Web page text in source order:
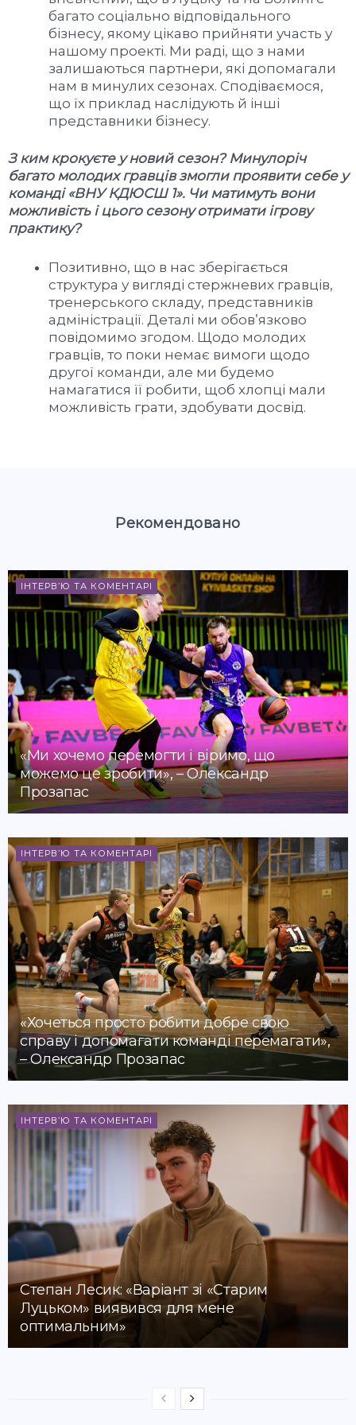
багато соціально відповідального
бізнесу, якому цікаво прийняти участь у
нашому проекті. Ми раді, що з нами
залишаються партнери, які допомагали
нам в минулих сезонах. Сподіваємося,
що їх приклад наслідують й інші
представники бізнесу.
З ким крокуєте у новий сезон? Минулоріч
багато молодих гравців змогли проявити себе у
команді «ВНУ КДЮСШ 1». Чи матимуть вони
можливість і цього сезону отримати ігрову
практику?
Позитивно, що в нас зберігається
структура у вигляді стержневих гравців,
тренерського складу, представників
адміністрації. Деталі ми обов’язково
повідомимо згодом. Щодо молодих
гравців, то поки немає вимоги щодо
другої команди, але ми будемо
намагатися її робити, щоб хлопці мали
можливість грати, здобувати досвід.
Рекомендовано
ІНТЕРВ’Ю ТА КОМЕНТАРІ
«Ми хочемо перемогти і віримо, що
можемо це зробити», – Олександр
Прозапас
ІНТЕРВ’Ю ТА КОМЕНТАРІ
«Хочеться просто робити добре свою
справу і допомагати команді перемагати»,
– Олександр Прозапас
ІНТЕРВ’Ю ТА КОМЕНТАРІ
Степан Лесик: «Варіант зі «Старим
Луцьком» виявився для мене
оптимальним»